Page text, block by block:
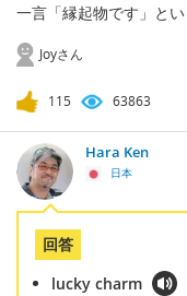
一言「縁起物です」と
Joyさん
115 63863
Hara Ken
日本
回答
lucky charm